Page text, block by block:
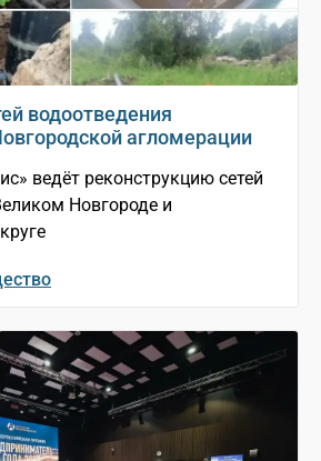
водоотведения
агломерации
ведёт реконструкцию сетей
Новгороде и